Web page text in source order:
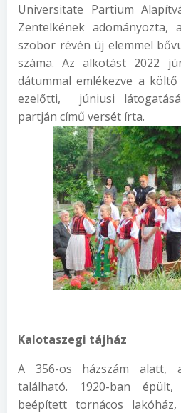
Universitate Partium
Zentelkének adományozta,
szobor révén új elemmel
száma. Az alkotást 2022
dátummal emlékezve a
ezelőtti, júniusi
partján című versét írta.
Kalotaszegi tájház
A 356-os házszám alatt,
található. 1920-ban épült,
beépített tornácos